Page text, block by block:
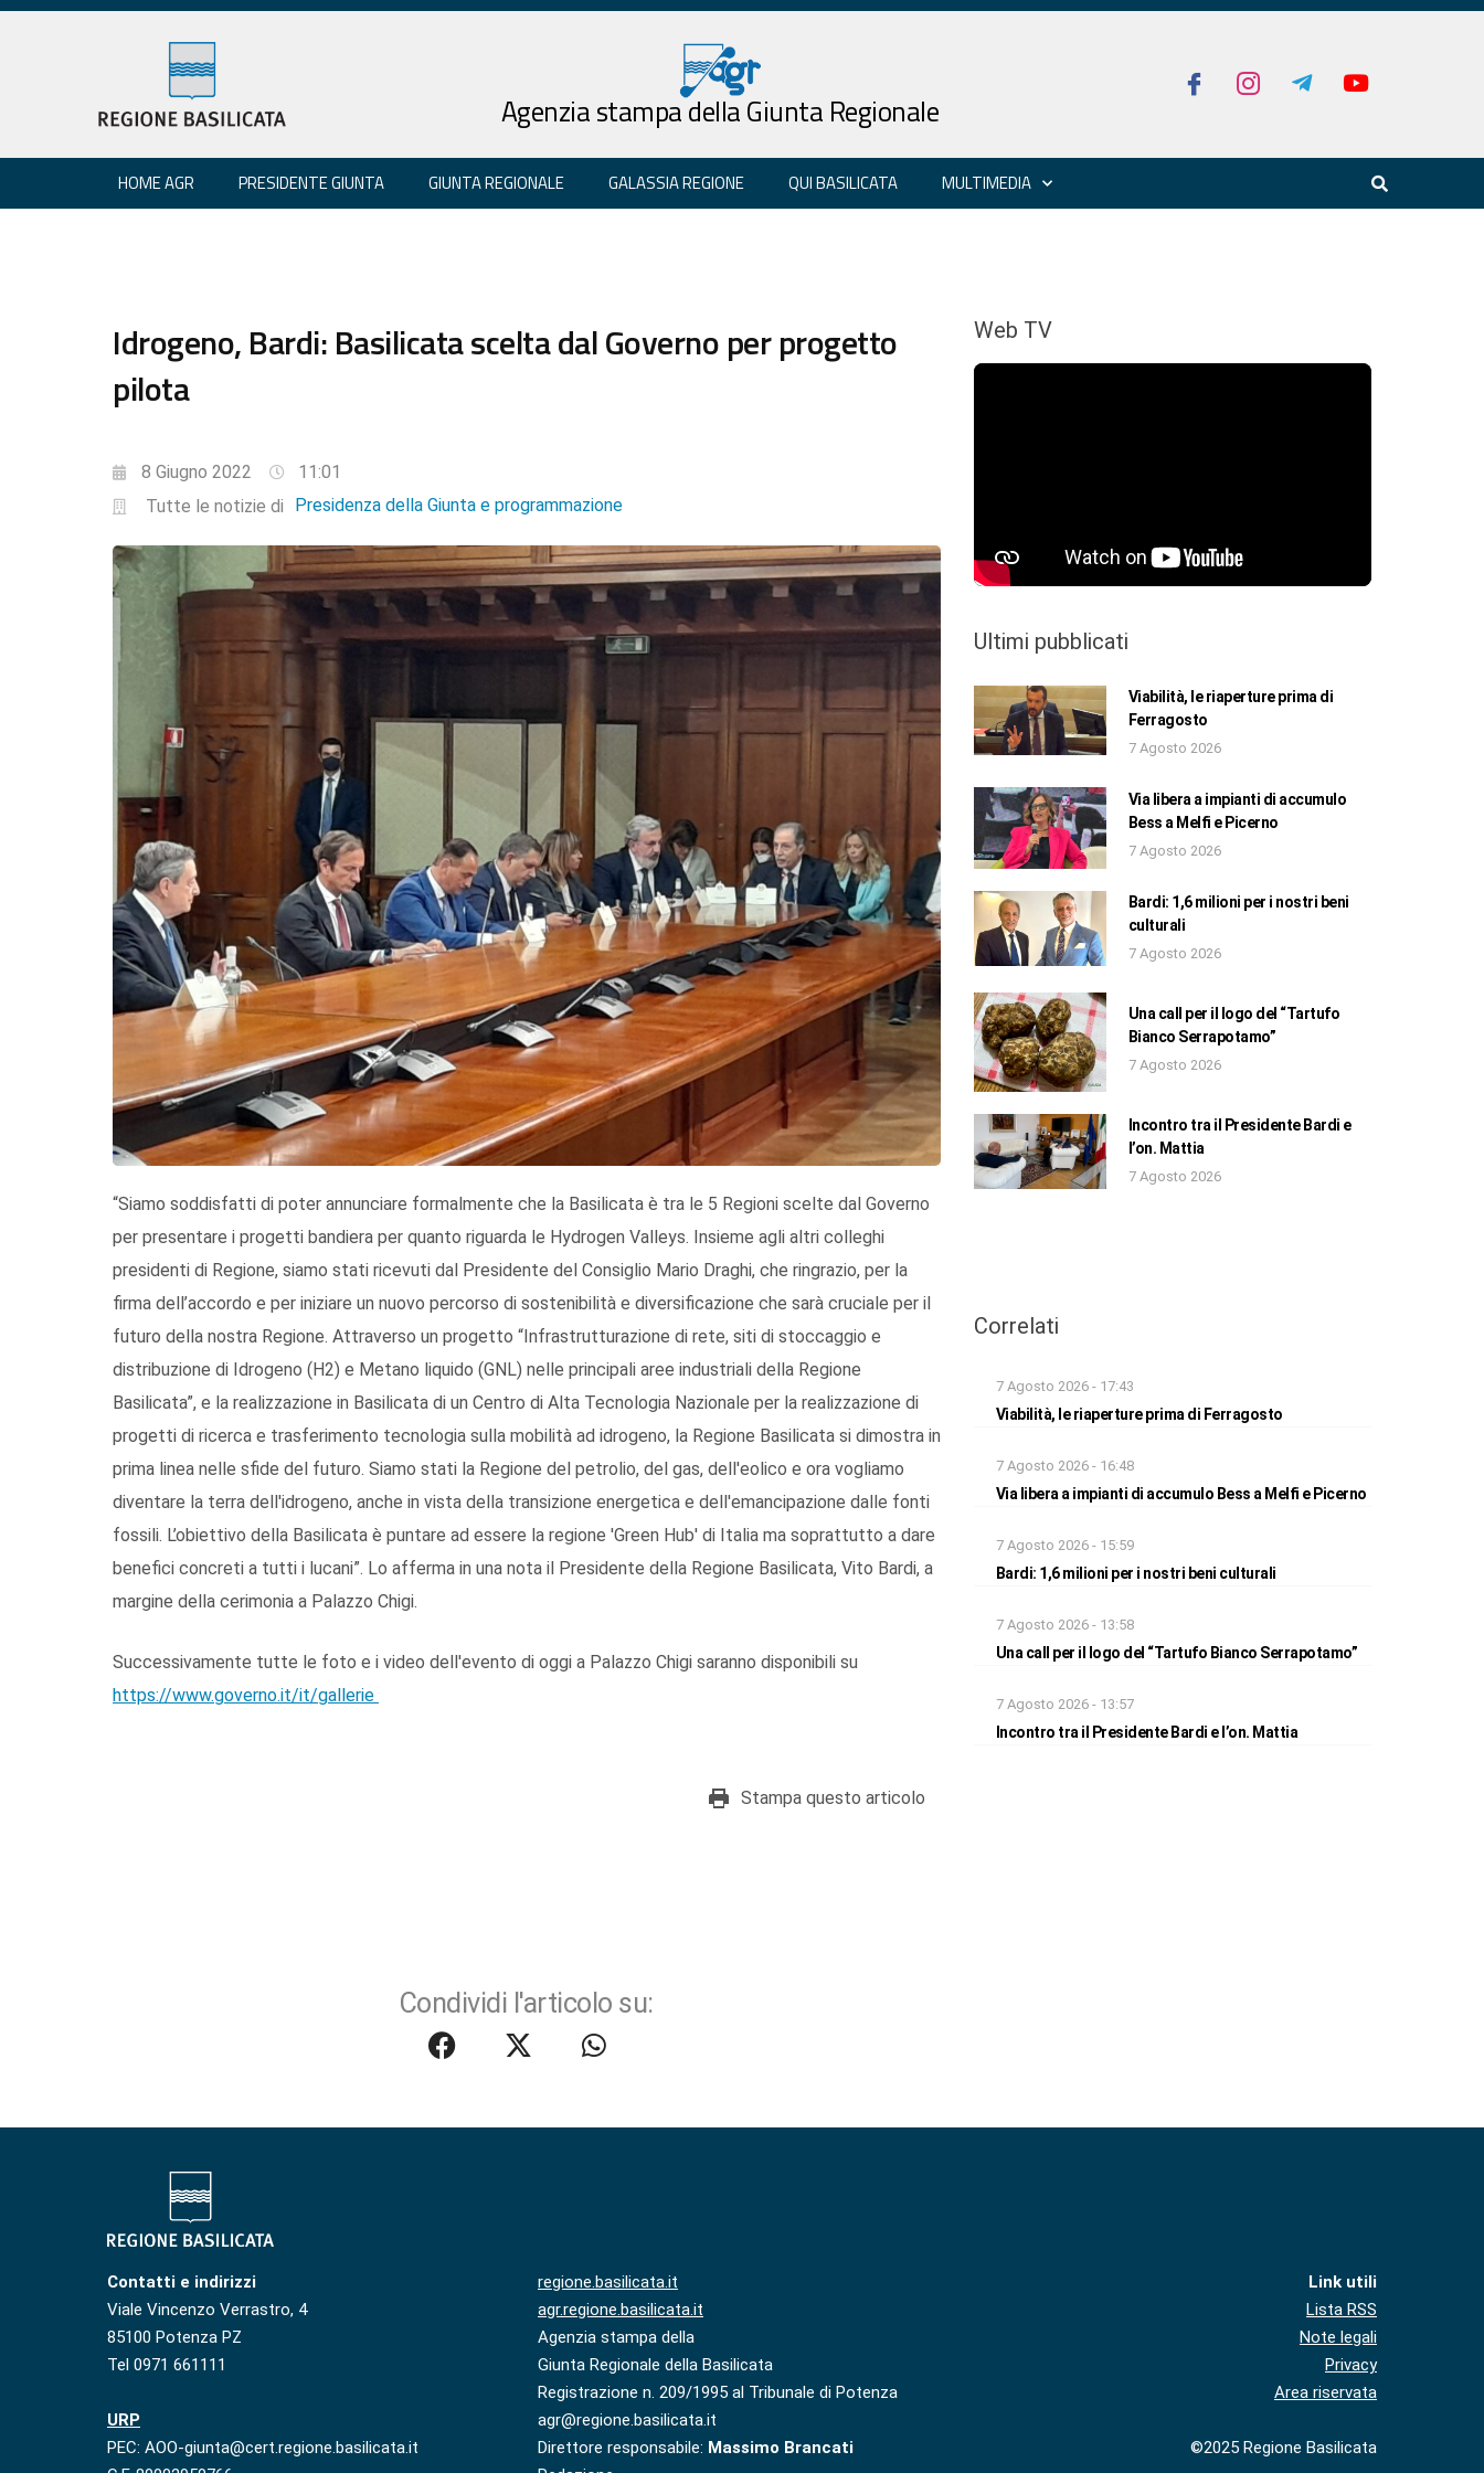
Agenzia stampa della Giunta Regionale
HOME AGR PRESIDENTE GIUNTA GIUNTA REGIONALE GALASSIA REGIONE QUI BASILICATA MULTIMEDIA
Idrogeno, Bardi: Basilicata scelta dal Governo per progetto
pilota
8 Giugno 2022
11:01
Tutte le notizie di
Presidenza della Giunta e programmazione
“Siamo soddisfatti di poter annunciare formalmente che la Basilicata è tra le 5 Regioni scelte dal Governo
per presentare i progetti bandiera per quanto riguarda le Hydrogen Valleys. Insieme agli altri colleghi
presidenti di Regione, siamo stati ricevuti dal Presidente del Consiglio Mario Draghi, che ringrazio, per la
firma dell’accordo e per iniziare un nuovo percorso di sostenibilità e diversificazione che sarà cruciale per il
futuro della nostra Regione. Attraverso un progetto “Infrastrutturazione di rete, siti di stoccaggio e
distribuzione di Idrogeno (H2) e Metano liquido (GNL) nelle principali aree industriali della Regione
Basilicata”, e la realizzazione in Basilicata di un Centro di Alta Tecnologia Nazionale per la realizzazione di
progetti di ricerca e trasferimento tecnologia sulla mobilità ad idrogeno, la Regione Basilicata si dimostra in
prima linea nelle sfide del futuro. Siamo stati la Regione del petrolio, del gas, dell'eolico e ora vogliamo
diventare la terra dell'idrogeno, anche in vista della transizione energetica e dell'emancipazione dalle fonti
fossili. L’obiettivo della Basilicata è puntare ad essere la regione 'Green Hub' di Italia ma soprattutto a dare
benefici concreti a tutti i lucani”. Lo afferma in una nota il Presidente della Regione Basilicata, Vito Bardi, a
margine della cerimonia a Palazzo Chigi.
Successivamente tutte le foto e i video dell'evento di oggi a Palazzo Chigi saranno disponibili su
https://www.governo.it/it/gallerie
Stampa questo articolo
Condividi l'articolo su:
Web TV
Ultimi pubblicati
Viabilità, le riaperture prima di
Ferragosto
7 Agosto 2026
Via libera a impianti di accumulo
Bess a Melfi e Picerno
7 Agosto 2026
Bardi: 1,6 milioni per i nostri beni
culturali
7 Agosto 2026
Una call per il logo del “Tartufo
Bianco Serrapotamo”
7 Agosto 2026
Incontro tra il Presidente Bardi e
l’on. Mattia
7 Agosto 2026
Correlati
7 Agosto 2026 - 17:43
Viabilità, le riaperture prima di Ferragosto
7 Agosto 2026 - 16:48
Via libera a impianti di accumulo Bess a Melfi e Picerno
7 Agosto 2026 - 15:59
Bardi: 1,6 milioni per i nostri beni culturali
7 Agosto 2026 - 13:58
Una call per il logo del “Tartufo Bianco Serrapotamo”
7 Agosto 2026 - 13:57
Incontro tra il Presidente Bardi e l’on. Mattia
Contatti e indirizzi
Viale Vincenzo Verrastro, 4
85100 Potenza PZ
Tel 0971 661111
URP
PEC: AOO-giunta@cert.regione.basilicata.it
regione.basilicata.it
agr.regione.basilicata.it
Agenzia stampa della
Giunta Regionale della Basilicata
Registrazione n. 209/1995 al Tribunale di Potenza
agr@regione.basilicata.it
Direttore responsabile: Massimo Brancati
Link utili
Lista RSS
Note legali
Privacy
Area riservata
©2025 Regione Basilicata